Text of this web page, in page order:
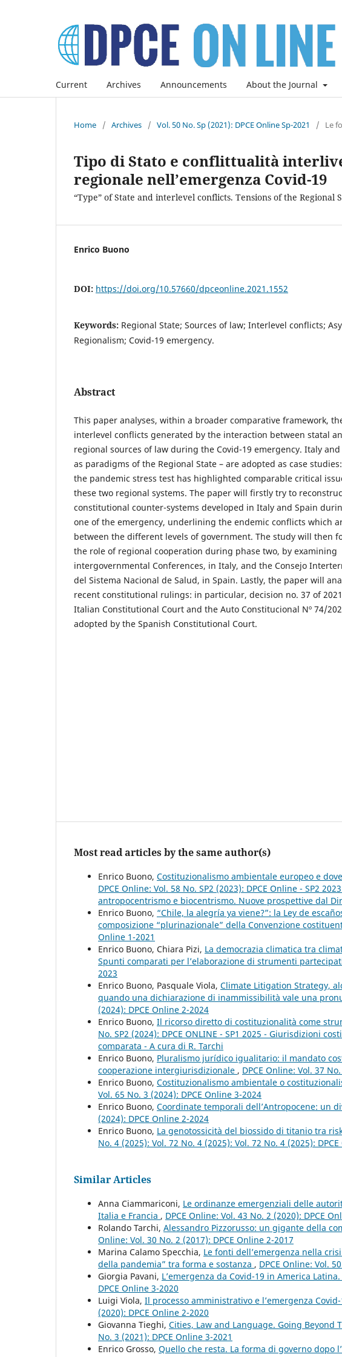
Current Archives Announcements About the Journal
Home / Archives / Vol. 50 No. Sp (2021): DPCE Online Sp-2021 / Le
Tipo di Stato e conflittualità
regionale nell’emergenza Covid-19
“Type” of State and interlevel conflicts. Tensions of the Regional
Enrico Buono
DOI: https://doi.org/10.57660/dpceonline.2021.1552
Keywords: Regional State; Sources of law; Interlevel conflicts;
Regionalism; Covid-19 emergency.
Abstract
This paper analyses, within a broader comparative framework,
interlevel conflicts generated by the interaction between statal
regional sources of law during the Covid-19 emergency. Italy and
as paradigms of the Regional State – are adopted as case
the pandemic stress test has highlighted comparable critical
these two regional systems. The paper will firstly try to
constitutional counter-systems developed in Italy and Spain
one of the emergency, underlining the endemic conflicts which
between the different levels of government. The study will then
the role of regional cooperation during phase two, by examining
intergovernmental Conferences, in Italy, and the Consejo
del Sistema Nacional de Salud, in Spain. Lastly, the paper will
recent constitutional rulings: in particular, decision no. 37 of
Italian Constitutional Court and the Auto Constitucional Nº 74/
adopted by the Spanish Constitutional Court.
Most read articles by the same author(s)
Enrico Buono, Costituzionalismo ambientale europeo e
DPCE Online: Vol. 58 No. SP2 (2023): DPCE Online - SP2
antropocentrismo e biocentrismo. Nuove prospettive dal
Enrico Buono, “Chile, la alegría ya viene?”: la Ley de
composizione “plurinazionale” della Convenzione
Online 1-2021
Enrico Buono, Chiara Pizi, La democrazia climatica tra
Spunti comparati per l’elaborazione di strumenti
2023
Enrico Buono, Pasquale Viola, Climate Litigation Strategy,
quando una dichiarazione di inammissibilità vale una
(2024): DPCE Online 2-2024
Enrico Buono, Il ricorso diretto di costituzionalità come
No. SP2 (2024): DPCE ONLINE - SP1 2025 - Giurisdizioni
comparata - A cura di R. Tarchi
Enrico Buono, Pluralismo jurídico igualitario: il mandato
cooperazione intergiurisdizionale , DPCE Online: Vol. 37
Enrico Buono, Costituzionalismo ambientale o
Vol. 65 No. 3 (2024): DPCE Online 3-2024
Enrico Buono, Coordinate temporali dell’Antropocene: un
(2024): DPCE Online 2-2024
Enrico Buono, La genotossicità del biossido di titanio tra
No. 4 (2025): Vol. 72 No. 4 (2025): Vol. 72 No. 4 (2025):
Similar Articles
Anna Ciammariconi, Le ordinanze emergenziali delle
Italia e Francia , DPCE Online: Vol. 43 No. 2 (2020): DPCE
Rolando Tarchi, Alessandro Pizzorusso: un gigante della
Online: Vol. 30 No. 2 (2017): DPCE Online 2-2017
Marina Calamo Specchia, Le fonti dell’emergenza nella
della pandemia” tra forma e sostanza , DPCE Online: Vol.
Giorgia Pavani, L’emergenza da Covid-19 in America
DPCE Online 3-2020
Luigi Viola, Il processo amministrativo e l’emergenza
(2020): DPCE Online 2-2020
Giovanna Tieghi, Cities, Law and Language. Going Beyond
No. 3 (2021): DPCE Online 3-2021
Enrico Grosso, Quello che resta. La forma di governo dopo